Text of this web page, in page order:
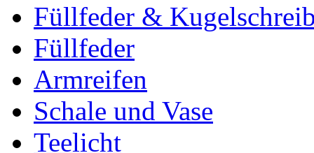
Füllfeder &
Füllfeder
Armreifen
Schale und Vase
Teelicht